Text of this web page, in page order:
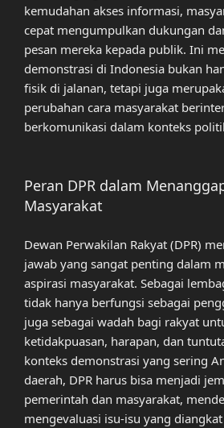
kemudahan akses informasi,
cepat mengumpulkan dukungan
pesan mereka kepada publik. Ini
demonstrasi di Indonesia bukan
fisik di jalanan, tetapi juga
perubahan cara masyarakat
berkomunikasi dalam konteks
Peran DPR dalam
Masyarakat
Dewan Perwakilan Rakyat (DPR)
jawab yang sangat penting dalam
aspirasi masyarakat. Sebagai
tidak hanya berfungsi sebagai
juga sebagai wadah bagi rakyat
ketidakpuasan, harapan, dan
konteks demonstrasi yang sering
daerah, DPR harus bisa menjadi
pemerintah dan masyarakat,
mengevaluasi isu-isu yang